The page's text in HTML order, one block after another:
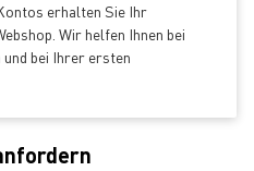
erhalten Sie Ihr
Wir helfen Ihnen bei
bei Ihrer ersten